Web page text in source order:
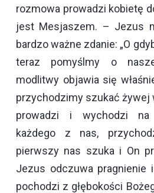
rozmowa prowadzi kobietę
jest Mesjaszem. – Jezus
bardzo ważne zdanie: „O
teraz pomyślmy o
modlitwy objawia się
przychodzimy szukać żywej
prowadzi i wychodzi na
każdego z nas,
pierwszy nas szuka i On
Jezus odczuwa pragnienie
pochodzi z głębokości